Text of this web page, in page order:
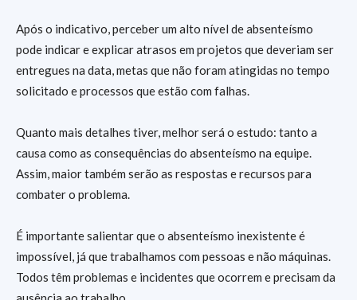
Após o indicativo, perceber um alto nível de absenteísmo
pode indicar e explicar atrasos em projetos que deveriam ser
entregues na data, metas que não foram atingidas no tempo
solicitado e processos que estão com falhas.
Quanto mais detalhes tiver, melhor será o estudo: tanto a
causa como as consequências do absenteísmo na equipe.
Assim, maior também serão as respostas e recursos para
combater o problema.
É importante salientar que o absenteísmo inexistente é
impossível, já que trabalhamos com pessoas e não máquinas.
Todos têm problemas e incidentes que ocorrem e precisam da